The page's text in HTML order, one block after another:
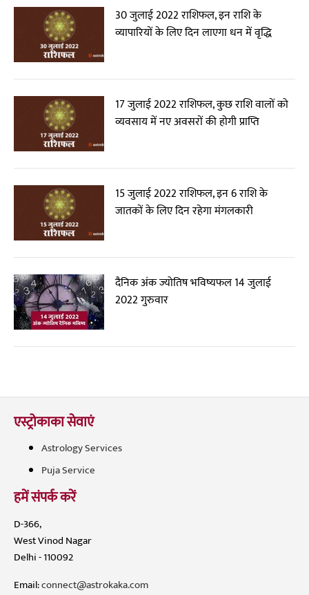
30 जुलाई 2022 राशिफल, इन राशि के
व्यापारियों के लिए दिन लाएगा धन में वृद्धि
17 जुलाई 2022 राशिफल, कुछ राशि वालों को
व्यवसाय में नए अवसरों की होगी प्राप्ति
15 जुलाई 2022 राशिफल, इन 6 राशि के
जातकों के लिए दिन रहेगा मंगलकारी
दैनिक अंक ज्योतिष भविष्यफल 14 जुलाई
2022 गुरुवार
एस्ट्रोकाका सेवाएं
Astrology Services
Puja Service
हमें संपर्क करें
D-366,
West Vinod Nagar
Delhi - 110092
Email:connect@astrokaka.com